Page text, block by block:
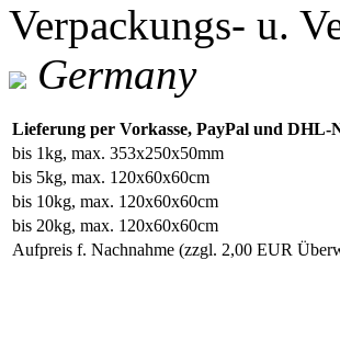
Verpackungs- u.
Germany
Lieferung per Vorkasse, PayPal und DHL-
bis 1kg, max. 353x250x50mm
bis 5kg, max. 120x60x60cm
bis 10kg, max. 120x60x60cm
bis 20kg, max. 120x60x60cm
Aufpreis f. Nachnahme (zzgl. 2,00 EUR